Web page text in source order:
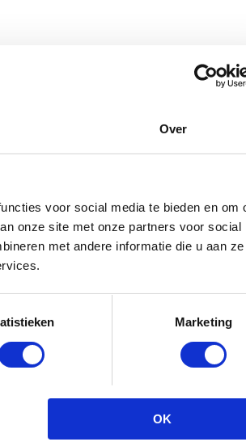
Over
voor social media te bieden en om
onze site met onze partners voor social
met andere informatie die u aan
Marketing
OK